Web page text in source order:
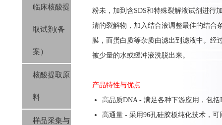
(Trizol系
列）
临床核酸提
取试剂(备
案）
核酸提取原
料
样品采集与
粉未，加到含SDS和特殊裂解液试剂进行
清的裂解物，加入结合液调整最佳的结合
膜，而蛋白质等杂质由滤出到滤液中。经
被少量的水或缓冲液洗脱出来。
产品特性与优点
高品质DNA - 满足各种下游应用，包括
高通量 - 采用96孔硅胶板纯化技术，可